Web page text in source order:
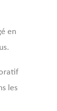
en
les